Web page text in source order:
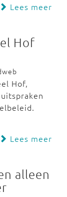
Lees meer
Hof
Hof,
Lees meer
alleen